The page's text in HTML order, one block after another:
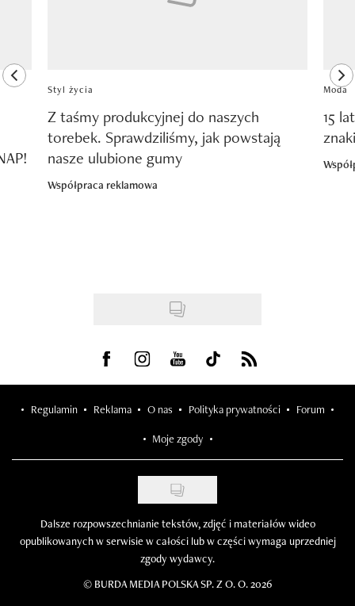
previous element
Styl życia
Z taśmy produkcyjnej do naszych
torebek. Sprawdziliśmy, jak powstają
nasze ulubione gumy
Współpraca reklamowa
Moda
15
Visit us on Facebook
Visit us on Instagram
Visit us on Youtube
Visit us on Tiktok
Visit us on Rss
Regulamin Reklama O nas Polityka prywatności Forum
Moje zgody
Dalsze rozpowszechnianie tekstów, zdjęć i materiałów wideo
opublikowanych w serwisie w całości lub w części wymaga uprzedniej
zgody wydawcy.
© BURDA MEDIA POLSKA SP. Z O. O. 2026